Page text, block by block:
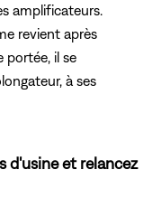
amplificateurs.
revient après
portée, il se
à ses
d'usine et relancez